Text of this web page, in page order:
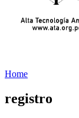
Home
registro